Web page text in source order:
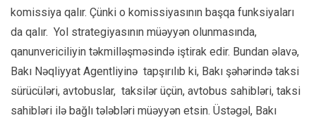
komissiya qalır. Çünki o komissiyasının başqa funksiyaları
da qalır. Yol strategiyasının müəyyən olunmasında,
qanunvericiliyin təkmilləşməsində iştirak edir. Bundan əlavə,
Bakı Nəqliyyat Agentliyinə tapşırılıb ki, Bakı şəhərində taksi
sürücüləri, avtobuslar, taksilər üçün, avtobus sahibləri, taksi
sahibləri ilə bağlı tələbləri müəyyən etsin. Üstəgəl, Bakı